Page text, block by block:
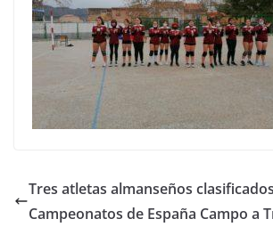
Tres atletas almanseños
Campeonatos de España Campo a